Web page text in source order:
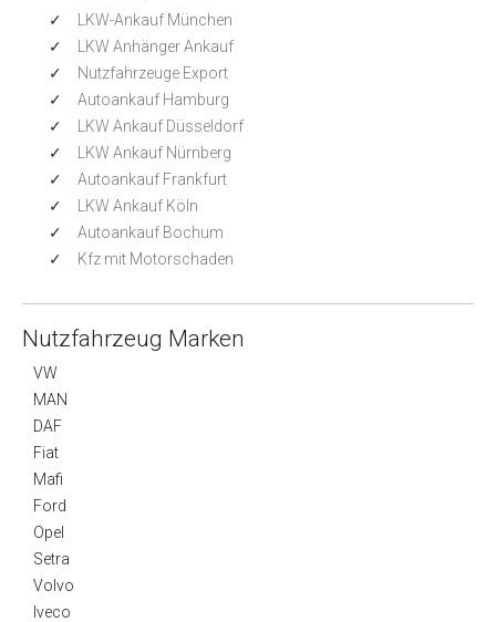
LKW-Ankauf München
LKW Anhänger Ankauf
Nutzfahrzeuge Export
Autoankauf Hamburg
LKW Ankauf Düsseldorf
LKW Ankauf Nürnberg
Autoankauf Frankfurt
LKW Ankauf Köln
Autoankauf Bochum
Kfz mit Motorschaden
Nutzfahrzeug Marken
VW
MAN
DAF
Fiat
Mafi
Ford
Opel
Setra
Volvo
Iveco